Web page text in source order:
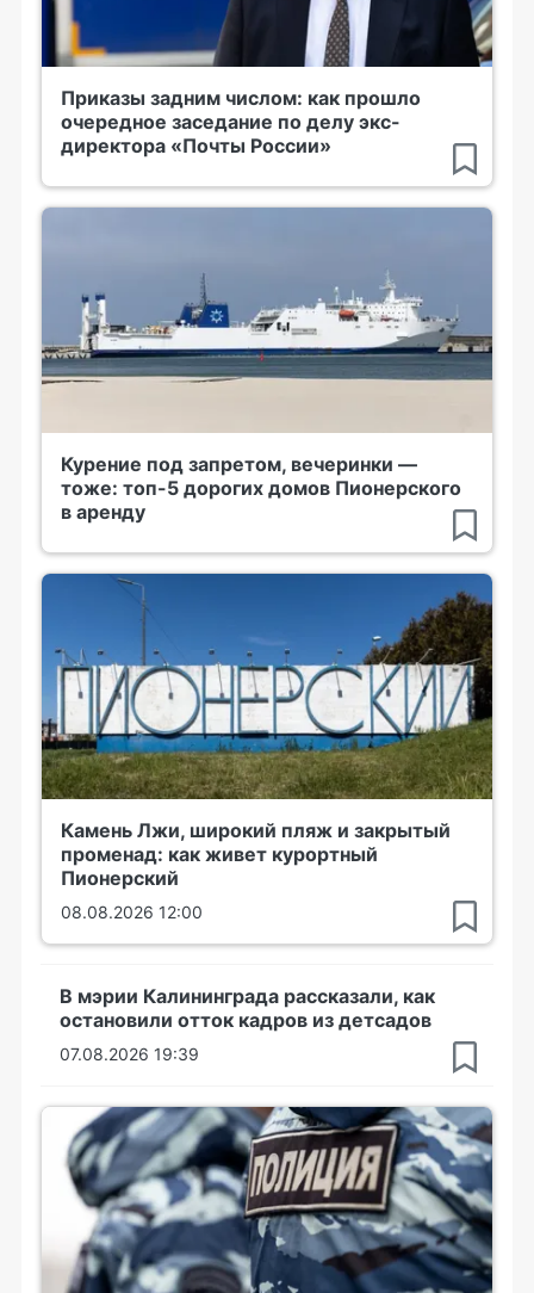
Приказы задним числом: как прошло
очередное заседание по делу экс-
директора «Почты России»
Курение под запретом, вечеринки —
тоже: топ-5 дорогих домов Пионерского
в аренду
Камень Лжи, широкий пляж и закрытый
променад: как живет курортный
Пионерский
08.08.2026 12:00
В мэрии Калининграда рассказали, как
остановили отток кадров из детсадов
07.08.2026 19:39